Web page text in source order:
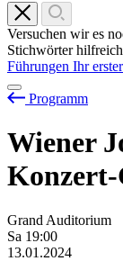
Versuchen wir es
Stichwörter
Führungen Ihr
Programm
Wiener
Grand Auditorium
Sa 19:00
13.01.2024